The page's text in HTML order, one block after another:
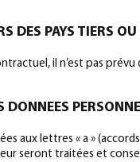
DES PAYS TIERS
il n’est pas
DONNEES
aux lettres « a »
seront traitées et